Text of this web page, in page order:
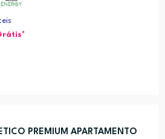
PREMIUM APARTAMENTO